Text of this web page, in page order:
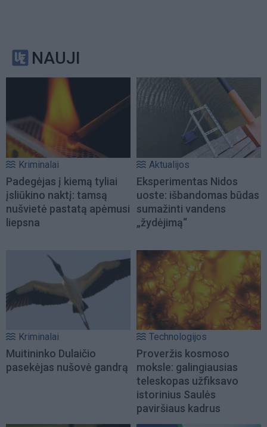
NAUJI
Kriminalai
Padegėjas į kiemą tyliai
įsliūkino naktį: tamsą
nušvietė pastatą apėmusi
liepsna
Aktualijos
Eksperimentas Nidos
uoste: išbandomas būdas
sumažinti vandens
„žydėjimą“
Kriminalai
Muitininko Dulaičio
pasekėjas nušovė gandrą
Technologijos
Proveržis kosmoso
moksle: galingiausias
teleskopas užfiksavo
istorinius Saulės
paviršiaus kadrus